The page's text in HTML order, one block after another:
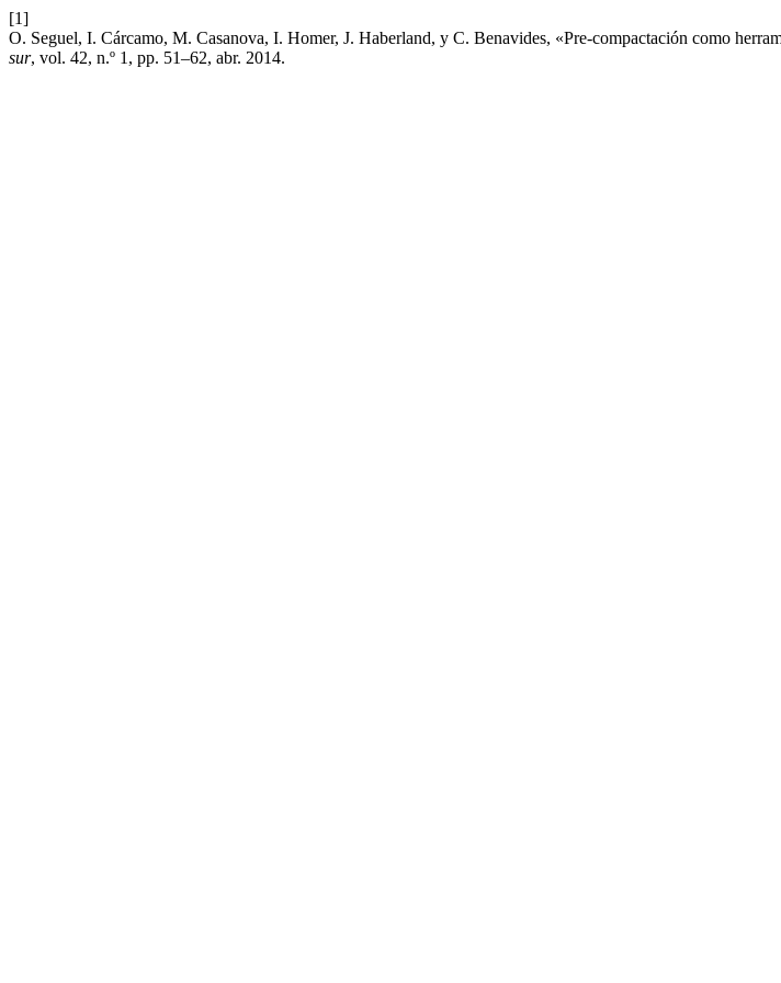
[1]
O. Seguel, I. Cárcamo, M. Casanova, I. Homer, J. Haberland, y C. Benavides, «Pre-compactación como
sur, vol. 42, n.º 1, pp. 51–62, abr. 2014.